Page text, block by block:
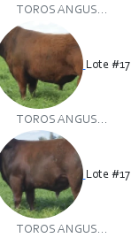
TOROS ANGUS...
Lote #17
TOROS ANGUS...
Lote #17
TOROS ANGUS...